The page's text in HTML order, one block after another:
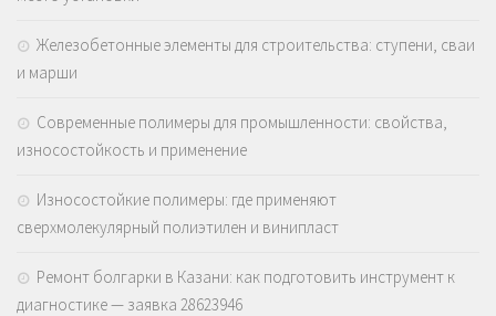
Железобетонные элементы для строительства: ступени, сваи
и марши
Современные полимеры для промышленности: свойства,
износостойкость и применение
Износостойкие полимеры: где применяют
сверхмолекулярный полиэтилен и винипласт
Ремонт болгарки в Казани: как подготовить инструмент к
диагностике — заявка 28623946